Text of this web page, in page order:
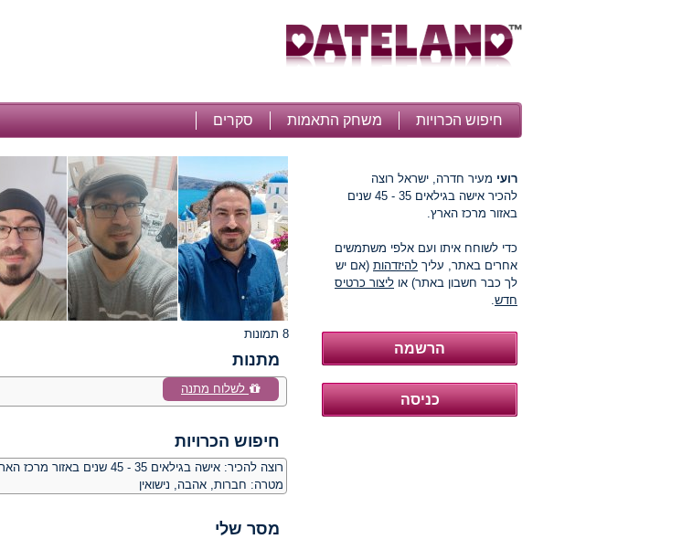
חיפוש הכרויות משחק התאמות סקרים
רועי מעיר חדרה, ישראל רוצה
להכיר אישה בגילאים 35 - 45 שנים
באזור מרכז הארץ.
כדי לשוחח איתו ועם אלפי משתמשים
אחרים באתר, עליך להיזדהות (אם יש
לך כבר חשבון באתר) או ליצור כרטיס
חדש.
8 תמונות
מתנות
לשלוח מתנה
חיפוש הכרויות
רוצה להכיר: אישה בגילאים 35 - 45 שנים באזור מרכז הארץ
מטרה: חברות, אהבה, נישואין
מסר שלי